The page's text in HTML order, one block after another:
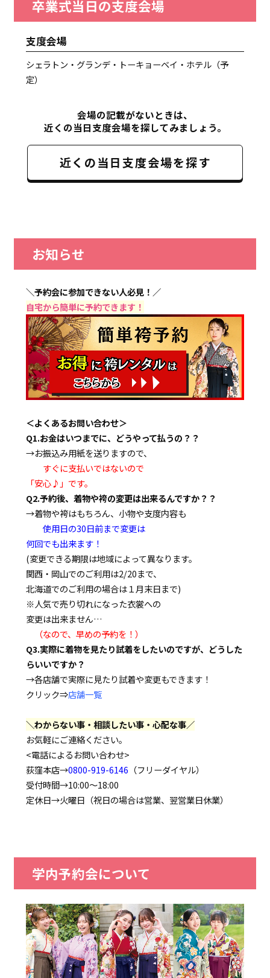
卒業式当日の支度会場
支度会場
シェラトン・グランデ・トーキョーベイ・ホテル（予
定）
会場の記載がないときは、
近くの当日支度会場を探してみましょう。
近くの当日支度会場を探す
お知らせ
＼予約会に参加できない人必見！／
自宅から簡単に予約できます！
＜よくあるお問い合わせ＞
Q1.お金はいつまでに、どうやって払うの？？
→お振込み用紙を送りますので、
すぐに支払いではないので
「安心♪」です。
Q2.予約後、着物や袴の変更は出来るんですか？？
→着物や袴はもちろん、小物や支度内容も
使用日の30日前まで変更は
何回でも出来ます！
(変更できる期限は地域によって異なります。
関西・岡山でのご利用は2/20まで、
北海道でのご利用の場合は１月末日まで)
※人気で売り切れになった衣裳への
変更は出来ません…
（なので、早めの予約を！）
Q3.実際に着物を見たり試着をしたいのですが、どうした
らいいですか？
→各店舗で実際に見たり試着や変更もできます！
クリック⇒店舗一覧
＼わからない事・相談したい事・心配な事／
お気軽にご連絡ください。
<電話によるお問い合わせ>
荻窪本店→0800-919-6146 （フリーダイヤル）
受付時間→10:00～18:00
定休日→火曜日（祝日の場合は営業、翌営業日休業）
学内予約会について